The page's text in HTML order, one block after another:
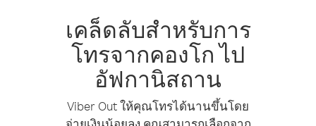
เคล็ดลับสำหรับการ
โทรจากคองโก ไป
อัฟกานิสถาน
Viber Out ให้คุณโทรได้นานขึ้นโดย